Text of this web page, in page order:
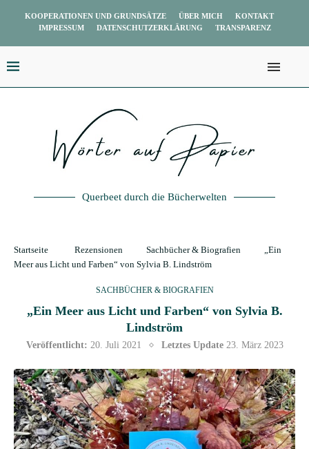
KOOPERATIONEN UND GRUNDSÄTZE ÜBER MICH
KONTAKT
IMPRESSUM
DATENSCHUTZERKLÄRUNG TRANSPARENZ
Querbeet durch die Bücherwelten
Startseite Rezensionen Sachbücher & Biografien
„Ein
Meer aus Licht und Farben“ von Sylvia B. Lindström
SACHBÜCHER & BIOGRAFIEN
„Ein Meer aus Licht und Farben“ von Sylvia B.
Lindström
Veröffentlicht: 20. Juli 2021 Letztes Update 23. März 2023